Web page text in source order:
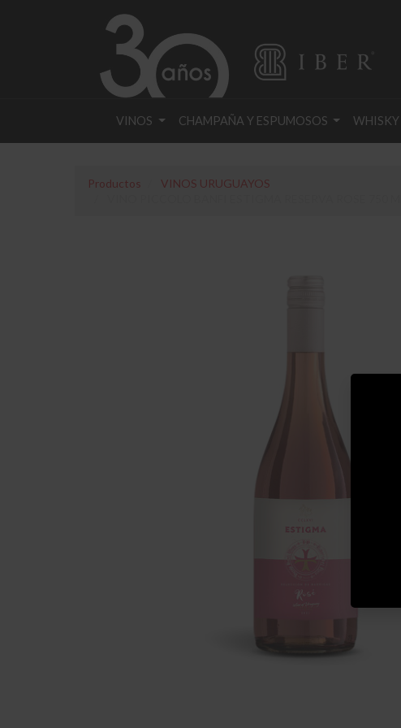
VINOS CHAMPAÑA Y ESPUMOSOS WHISKY
Productos
VINOS URUGUAYOS